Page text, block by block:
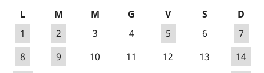
L M M G V S
D
1
2 3 4 5 6
7
8
9 10 11 12 13
14